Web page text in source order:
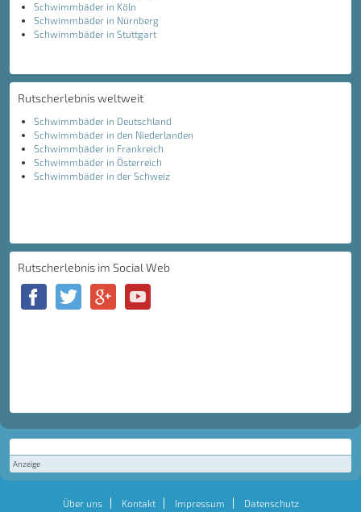
Schwimmbäder in Köln
Schwimmbäder in Nürnberg
Schwimmbäder in Stuttgart
Rutscherlebnis weltweit
Schwimmbäder in Deutschland
Schwimmbäder in den Niederlanden
Schwimmbäder in Frankreich
Schwimmbäder in Österreich
Schwimmbäder in der Schweiz
Rutscherlebnis im Social Web
Anzeige
Über uns Kontakt Impressum Datenschutz